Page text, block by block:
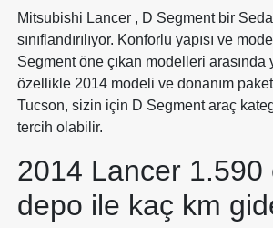
Mitsubishi Lancer , D Segment bir
sınıflandırılıyor. Konforlu yapısı ve
Segment öne çıkan modelleri arasında
özellikle 2014 modeli ve donanım
Tucson, sizin için D Segment araç
tercih olabilir.
2014 Lancer 1.590
depo ile kaç km